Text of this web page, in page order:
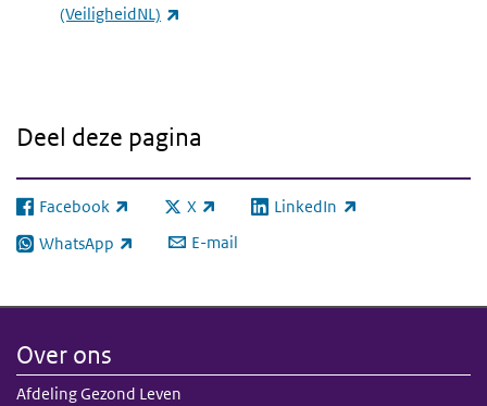
(VeiligheidNL)
Deel deze pagina
Facebook
(externe link) X
(externe link) LinkedIn
(externe link)
WhatsApp
(externe link) E-mail
Over ons
Afdeling Gezond Leven